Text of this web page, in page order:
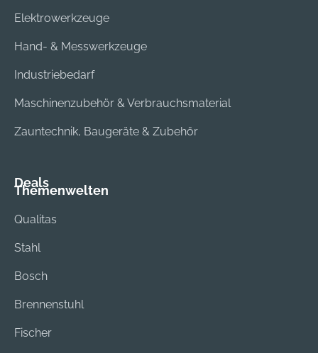
Elektrowerkzeuge
Hand- & Messwerkzeuge
Industriebedarf
Maschinenzubehör & Verbrauchsmaterial
Zauntechnik, Baugeräte & Zubehör
Deals
Themenwelten
Qualitas
Stahl
Bosch
Brennenstuhl
Fischer